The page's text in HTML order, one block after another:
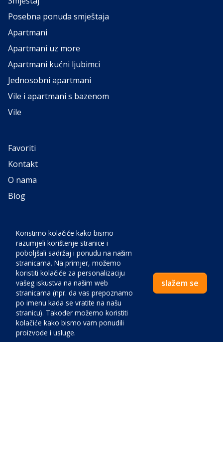
Koristimo kolačiće kako bismo
razumjeli korištenje stranice i
poboljšali sadržaj i ponudu na našim
stranicama. Na primjer, možemo
koristiti kolačiće za personalizaciju
vašeg iskustva na našim web
stranicama (npr. da vas prepoznamo
po imenu kada se vratite na našu
stranicu). Također možemo koristiti
kolačiće kako bismo vam ponudili
proizvode i usluge.
slažem se
Posebna ponuda smještaja
Apartmani
Apartmani uz more
Apartmani kućni ljubimci
Jednosobni apartmani
Vile i apartmani s bazenom
Vile
Favoriti
Kontakt
O nama
Blog
Opći uvjeti pružanja usluga smještaja
Sigurnost plaćanja kreditnim karticama
Izjava o zaštiti i prikupljanju osobnih podataka
Izjava o konverziji valute
FAQ
Zahtjev za kategorizaciju
Društveni mediji